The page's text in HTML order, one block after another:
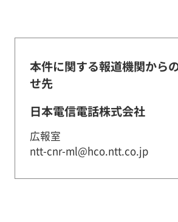
本件に関する報道機関から
せ先
日本電信電話株式会社
広報室
ntt-cnr-ml@hco.ntt.co.jp